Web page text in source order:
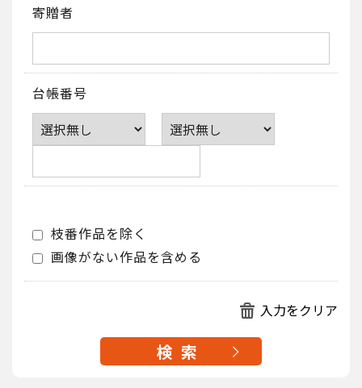
寄贈者
台帳番号
枝番作品を除く
画像がない作品を含める